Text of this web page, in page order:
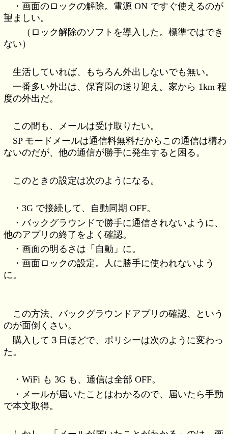
・画面のロックの解除。電源 ON ですぐ使えるのが
望ましい。
（ロック解除のソフトを導入した。標準ではでき
ない）
生活していれば、もちろん外出しないでも無い。
一番多い外出は、保育園の送り迎え。家から 1km 程
度の外出だ。
この間も、メールは受け取りたい。
SP モードメールは通信料無料だからこの通信は構わ
ないのだが、他の通信が勝手に発生すると困る。
このときの設定は次のようになる。
・3G で接続して、自動同期 OFF。
・バックグラウンドで勝手に通信されないように、
他のアプリの終了をよく確認。
・画面の明るさは「自動」に。
・画面ロックの設定。人に勝手に使われないよう
に。
この方法、バックグラウンドアプリの確認、という
のが面倒くさい。
購入して３日ほどで、ポリシーは次のように変わっ
た。
・WiFi も 3G も、通信は全部 OFF。
・メールが届いたことはわかるので、届いたら手動
で本文取得。